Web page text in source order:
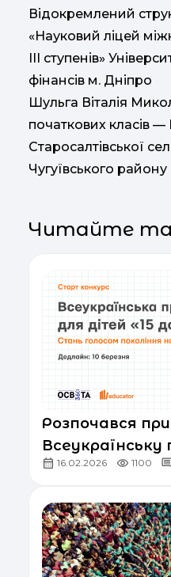
Відокремлений
«Науковий ліцей
ІІІ ступенів»
фінансів м. Дніпро
Шульга Віталія
початкових класів —
Старосалтівської
Чугуївського району
Читайте
Розпочався
Всеукраїнську
16.02.2026 1100